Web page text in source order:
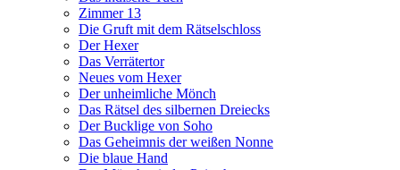
Zimmer 13
Die Gruft mit dem Rätselschloss
Der Hexer
Das Verrätertor
Neues vom Hexer
Der unheimliche Mönch
Das Rätsel des silbernen Dreiecks
Der Bucklige von Soho
Das Geheimnis der weißen Nonne
Die blaue Hand